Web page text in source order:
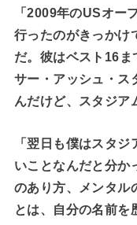
「2009年のUSオー
行ったのがきっかけ
だ。彼はベスト16
サー・アッシュ・ス
んだけど、スタジア
「翌日も僕はスタ
いことなんだと分か
のあり方、メンタル
とは、自分の名前を